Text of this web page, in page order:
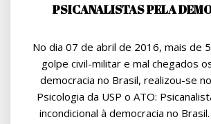
PSICANALISTAS PELA
No dia 07 de abril de 2016, mais de
golpe civil-militar e mal chegados
democracia no Brasil, realizou-se
Psicologia da USP o ATO:
incondicional à democracia no